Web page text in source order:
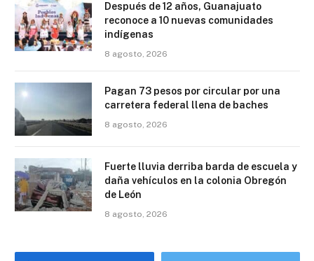
Después de 12 años, Guanajuato
reconoce a 10 nuevas comunidades
indígenas
8 agosto, 2026
Pagan 73 pesos por circular por una
carretera federal llena de baches
8 agosto, 2026
Fuerte lluvia derriba barda de escuela y
daña vehículos en la colonia Obregón
de León
8 agosto, 2026